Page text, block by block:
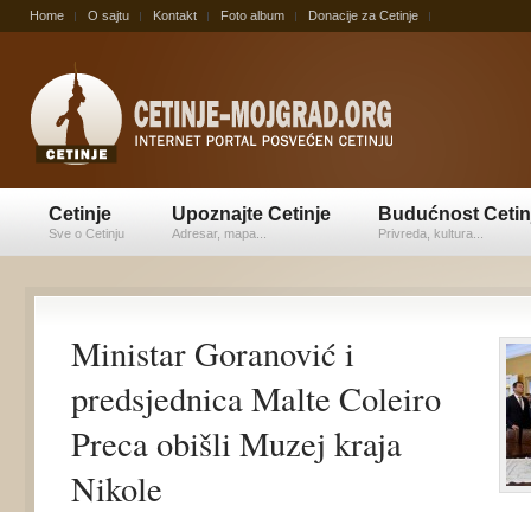
Home O sajtu Kontakt Foto album Donacije za Cetinje
Cetinje
Sve o Cetinju
Upoznajte Cetinje
Adresar, mapa...
Budućnost
Privreda, kultura...
Ministar Goranović i
predsjednica Malte Coleiro
Preca obišli Muzej kraja
Nikole